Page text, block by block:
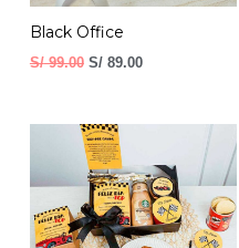
Black Office
S/99.00 S/89.00